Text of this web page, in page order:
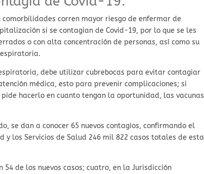
corren mayor riesgo de enfermar de
si se contagian de Covid-19, por lo que se les
o con alta concentración de personas, así como su
debe utilizar cubrebocas para evitar contagiar
médica, esto para prevenir complicaciones; si
hacerlo en cuanto tengan la oportunidad, las vacunas
se dan a conocer 65 nuevos contagios, confirmando el
y los Servicios de Salud 246 mil 822 casos totales de esta
de los nuevos casos; cuatro, en la Jurisdicción